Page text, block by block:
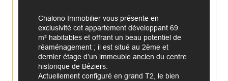
Chalono Immobilier vous présente en
exclusivité cet appartement développant 69
m² habitables et offrant un beau potentiel de
réaménagement ; il est situé au 2ème et
dernier étage d’un immeuble ancien du centre
historique de Béziers.
Actuellement configuré en grand T2, le bien